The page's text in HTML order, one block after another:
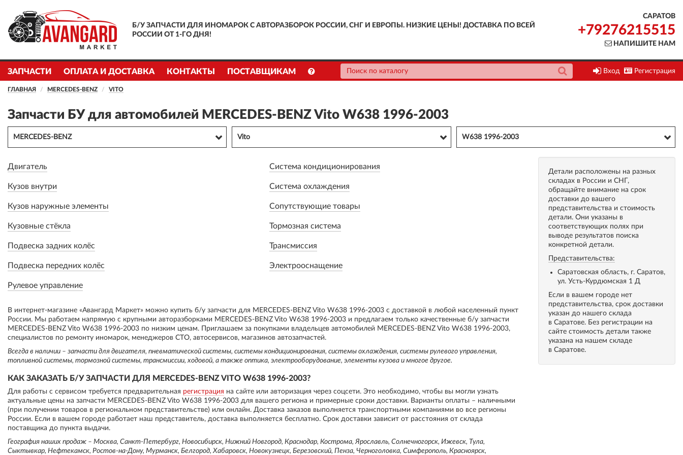
Б/У ЗАПЧАСТИ ДЛЯ ИНОМАРОК С АВТОРАЗБОРОК РОССИИ, СНГ И ЕВРОПЫ. НИЗКИЕ ЦЕНЫ! ДОСТАВКА ПО ВСЕЙ
РОССИИ ОТ 1-ГО ДНЯ!
САРАТОВ
+79276215515
НАПИШИТЕ НАМ
ЗАПЧАСТИ ОПЛАТА И ДОСТАВКА КОНТАКТЫ ПОСТАВЩИКАМ Вход Регистрация
ГЛАВНАЯ MERCEDES-BENZ VITO
Запчасти БУ для автомобилей MERCEDES-BENZ Vito W638 1996-2003
MERCEDES-BENZ Vito W638 1996-2003
Двигатель
Кузов внутри
Кузов наружные элементы
Кузовные стёкла
Подвеска задних колёс
Подвеска передних колёс
Рулевое управление
Система кондиционирования
Система охлаждения
Сопутствующие товары
Тормозная система
Трансмиссия
Электрооснащение
В интернет-магазине «Авангард Маркет» можно купить б/у запчасти для MERCEDES-BENZ Vito W638 1996-2003 с доставкой в любой населенный пункт
России. Мы работаем напрямую с крупными авторазборками MERCEDES-BENZ Vito W638 1996-2003 и предлагаем только качественные б/у запчасти
MERCEDES-BENZ Vito W638 1996-2003 по низким ценам. Приглашаем за покупками владельцев автомобилей MERCEDES-BENZ Vito W638 1996-2003,
специалистов по ремонту иномарок, менеджеров СТО, автосервисов, магазинов автозапчастей.
Всегда в наличии – запчасти для двигателя, пневматической системы, системы кондиционирования, системы охлаждения, системы рулевого управления,
топливной системы, тормозной системы, трансмиссии, ходовой, а также оптика, электрооборудование, элементы кузова и многое другое.
КАК ЗАКАЗАТЬ Б/У ЗАПЧАСТИ ДЛЯ MERCEDES-BENZ VITO W638 1996-2003?
Для работы с сервисом требуется предварительная регистрация на сайте или авторизация через соцсети. Это необходимо, чтобы вы могли узнать
актуальные цены на запчасти MERCEDES-BENZ Vito W638 1996-2003 для вашего региона и примерные сроки доставки. Варианты оплаты – наличными
(при получении товаров в региональном представительстве) или онлайн. Доставка заказов выполняется транспортными компаниями во все регионы
России. Если в вашем городе работает наш представитель, доставка выполняется бесплатно. Срок доставки зависит от расстояния от склада
поставщика до пункта выдачи.
География наших продаж – Москва, Санкт-Петербург, Новосибирск, Нижний Новгород, Краснодар, Кострома, Ярославль, Солнечногорск, Ижевск, Тула,
Сыктывкар, Нефтекамск, Ростов-на-Дону, Мурманск, Белгород, Хабаровск, Новокузнецк, Березовский, Пенза, Черноголовка, Симферополь, Красноярск,
Детали расположены на разных
складах в России и СНГ,
обращайте внимание на срок
доставки до вашего
представительства и стоимость
детали. Они указаны в
соответствующих полях при
выводе результатов поиска
конкретной детали.
Представительства:
Саратовская область, г. Саратов,
ул. Усть-Курдюмская 1 Д
Если в вашем городе нет
представительства, срок доставки
указан до нашего склада
в Саратове. Без регистрации на
сайте стоимость детали также
указана на нашем складе
в Саратове.